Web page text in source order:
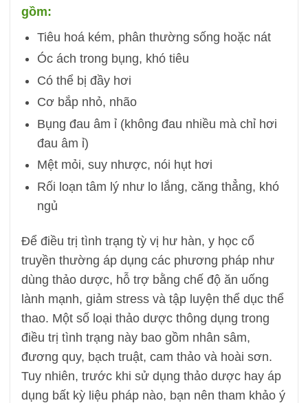
gồm:
Tiêu hoá kém, phân thường sống hoặc nát
Óc ách trong bụng, khó tiêu
Có thể bị đầy hơi
Cơ bắp nhỏ, nhão
Bụng đau âm ỉ (không đau nhiều mà chỉ hơi
đau âm ỉ)
Mệt mỏi, suy nhược, nói hụt hơi
Rối loạn tâm lý như lo lắng, căng thẳng, khó
ngủ
Để điều trị tình trạng tỳ vị hư hàn, y học cổ
truyền thường áp dụng các phương pháp như
dùng thảo dược, hỗ trợ bằng chế độ ăn uống
lành mạnh, giảm stress và tập luyện thể dục thể
thao. Một số loại thảo dược thông dụng trong
điều trị tình trạng này bao gồm nhân sâm,
đương quy, bạch truật, cam thảo và hoài sơn.
Tuy nhiên, trước khi sử dụng thảo dược hay áp
dụng bất kỳ liệu pháp nào, bạn nên tham khảo ý